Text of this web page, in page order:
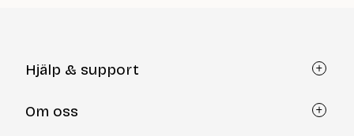
Hjälp & support
Återköp via formulär
Om oss